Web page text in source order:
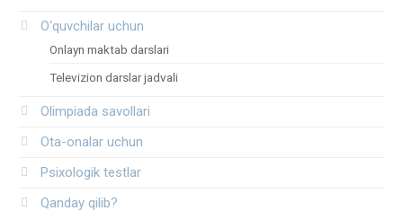
O‘quvchilar uchun
Onlayn maktab darslari
Televizion darslar jadvali
Olimpiada savollari
Ota-onalar uchun
Psixologik testlar
Qanday qilib?